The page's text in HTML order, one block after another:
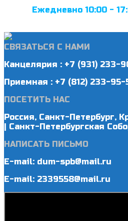
Ежедневно 10:00 -
СВЯЗАТЬСЯ С НАМИ
Канцелярия : +7 (931) 233-
Приемная : +7 (812) 233-95-
ПОСЕТИТЬ НАС
Россия, Санкт-Петербург,
| Санкт-Петербургская
НАПИСАТЬ ПИСЬМО
E-mail: dum-spb@mail.ru
E-mail: 2339558@mail.ru